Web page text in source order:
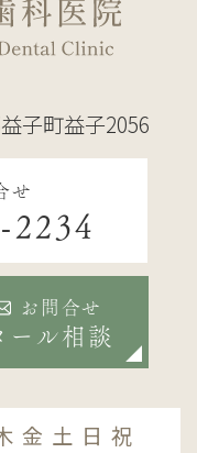
子町益子2056
せ
2234
お問合せ
ール相談
金 土 日 祝